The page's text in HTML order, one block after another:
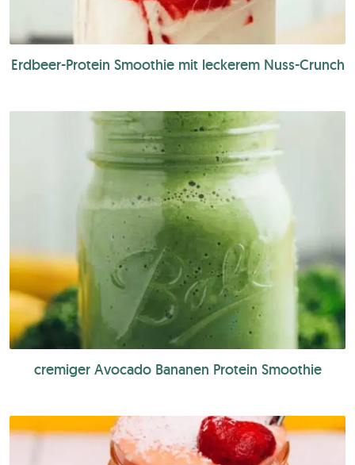
Erdbeer-Protein Smoothie mit leckerem Nuss-Crunch
cremiger Avocado Bananen Protein Smoothie